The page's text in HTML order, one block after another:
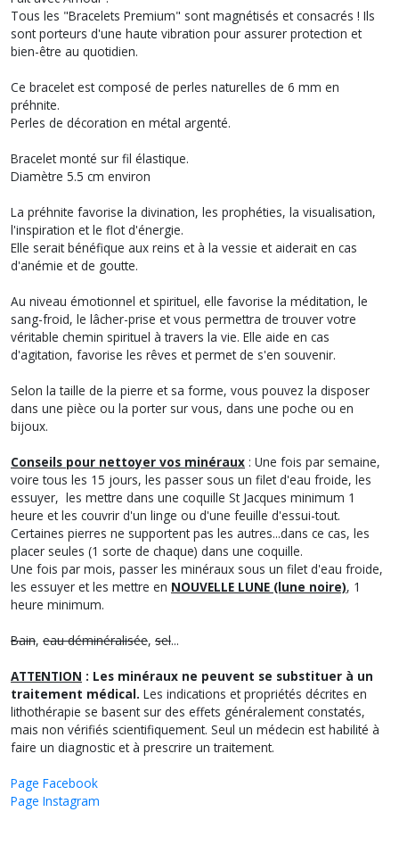
Tous les "Bracelets Premium" sont magnétisés et consacrés ! Ils
sont porteurs d'une haute vibration pour assurer protection et
bien-être au quotidien.
Ce bracelet est composé de perles naturelles de 6 mm en
préhnite.
Perles de décoration en métal argenté.
Bracelet monté sur fil élastique.
Diamètre 5.5 cm environ
La préhnite favorise la divination, les prophéties, la visualisation,
l'inspiration et le flot d'énergie.
Elle serait bénéfique aux reins et à la vessie et aiderait en cas
d'anémie et de goutte.
Au niveau émotionnel et spirituel, elle favorise la méditation, le
sang-froid, le lâcher-prise et vous permettra de trouver votre
véritable chemin spirituel à travers la vie. Elle aide en cas
d'agitation, favorise les rêves et permet de s'en souvenir.
Selon la taille de la pierre et sa forme, vous pouvez la disposer
dans une pièce ou la porter sur vous, dans une poche ou en
bijoux.
Conseils pour nettoyer vos minéraux : Une fois par semaine,
voire tous les 15 jours, les passer sous un filet d'eau froide, les
essuyer, les mettre dans une coquille St Jacques minimum 1
heure et les couvrir d'un linge ou d'une feuille d'essui-tout.
Certaines pierres ne supportent pas les autres...dans ce cas, les
placer seules (1 sorte de chaque) dans une coquille.
Une fois par mois, passer les minéraux sous un filet d'eau froide,
les essuyer et les mettre en NOUVELLE LUNE (lune noire), 1
heure minimum.
Bain, eau déminéralisée, sel...
ATTENTION : Les minéraux ne peuvent se substituer à un
traitement médical. Les indications et propriétés décrites en
lithothérapie se basent sur des effets généralement constatés,
mais non vérifiés scientifiquement. Seul un médecin est habilité à
faire un diagnostic et à prescrire un traitement.
Page Facebook
Page Instagram